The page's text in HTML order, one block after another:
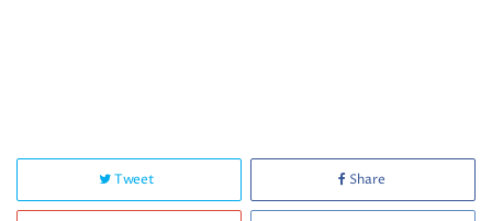
Tweet Share